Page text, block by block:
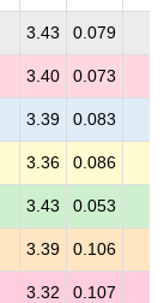
3.43 0.079
3.40 0.073
3.39 0.083
3.36 0.086
3.43 0.053
3.39 0.106
3.32 0.107